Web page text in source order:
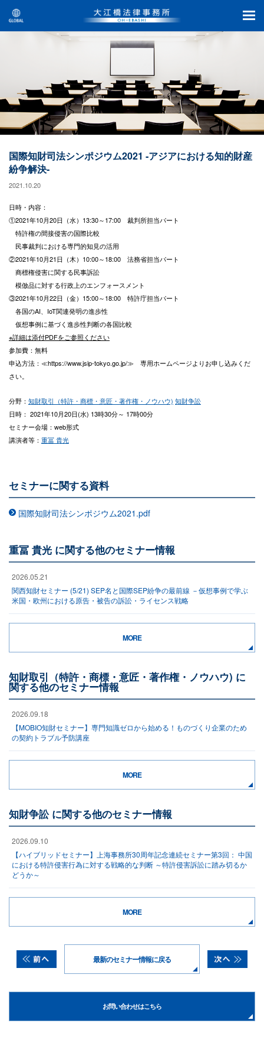
国際知財司法シンポジウム2021 ‐アジアにおける知的財産
紛争解決‐
2021.10.20
日時・内容：
①2021年10月20日（水）13:30～17:00 裁判所担当パート
特許権の間接侵害の国際比較
民事裁判における専門的知見の活用
②2021年10月21日（木）10:00～18:00 法務省担当パート
商標権侵害に関する民事訴訟
模倣品に対する行政上のエンフォースメント
③2021年10月22日（金）15:00～18:00 特許庁担当パート
各国のAI、IoT関連発明の進歩性
仮想事例に基づく進歩性判断の各国比較
※詳細は添付PDFをご参照ください
参加費：無料
申込方法：≪https://www.jsip-tokyo.go.jp/≫ 専用ホームページよりお申し込みくだ
さい。
分野： 知財取引（特許・商標・意匠・著作権・ノウハウ) 知財争訟
日時： 2021年10月20日(水) 13時30分～ 17時00分
セミナー会場：web形式
講演者等： 重冨 貴光
セミナーに関する資料
国際知財司法シンポジウム2021.pdf
重冨 貴光 に関する他のセミナー情報
2026.05.21
関西知財セミナー (5/21) SEP名と国際SEP紛争の最前線 －仮想事例で学ぶ
米国・欧州における原告・被告の訴訟・ライセンス戦略
MORE
知財取引（特許・商標・意匠・著作権・ノウハウ) に
関する他のセミナー情報
2026.09.18
【MOBIO知財セミナー】専門知識ゼロから始める！ものづくり企業のため
の契約トラブル予防講座
MORE
知財争訟 に関する他のセミナー情報
2026.09.10
【ハイブリッドセミナー】上海事務所30周年記念連続セミナー第3回： 中国
における特許侵害行為に対する戦略的な判断 ～特許侵害訴訟に踏み切るか
どうか～
MORE
最新のセミナー情報に戻る
お問い合わせはこちら